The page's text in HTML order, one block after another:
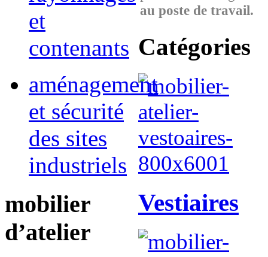
au poste de travail.
Catégories
Vestiaires
et
contenants
aménagement
et sécurité
des sites
industriels
mobilier
d’atelier